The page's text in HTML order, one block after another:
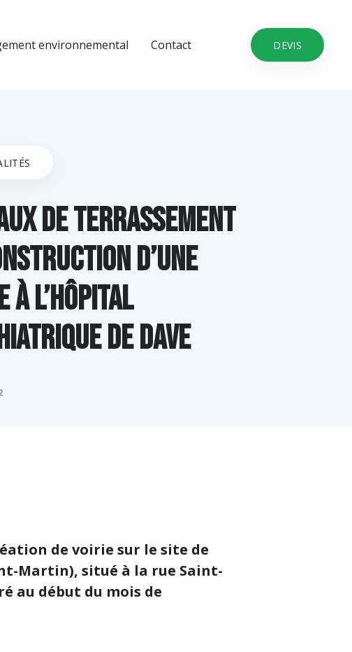
environnemental Contact DEVIS
de terrassement
d’une
à l’hôpital
de Dave
de voirie sur le site de
Martin), situé à la rue Saint-
au début du mois de